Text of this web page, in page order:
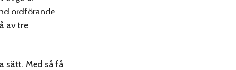
ordförande
av tre
sätt. Med så få